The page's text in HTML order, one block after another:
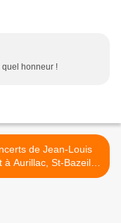
quel honneur !
de Jean-Louis
à Aurillac, St-Bazeille,
Le Haillan, Nevers >